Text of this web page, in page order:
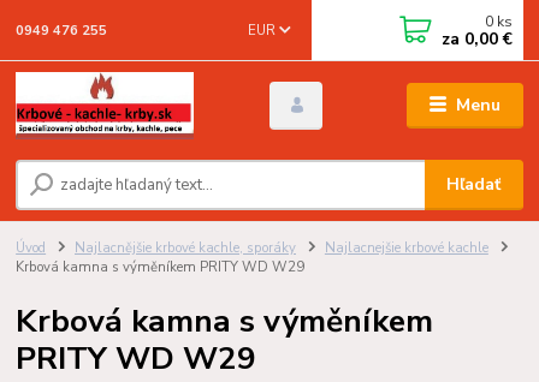
Menu
EUR
Hľadať
0949 476 255 0 ks
za 0,00 €
Úvod Najlacnějšie krbové kachle, sporáky
Najlacnejšie krbové kachle
Krbová kamna s výměníkem PRITY WD W29
Krbová kamna s výměníkem
PRITY WD W29